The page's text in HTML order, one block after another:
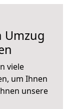
Umzug
viele
um Ihnen
unsere